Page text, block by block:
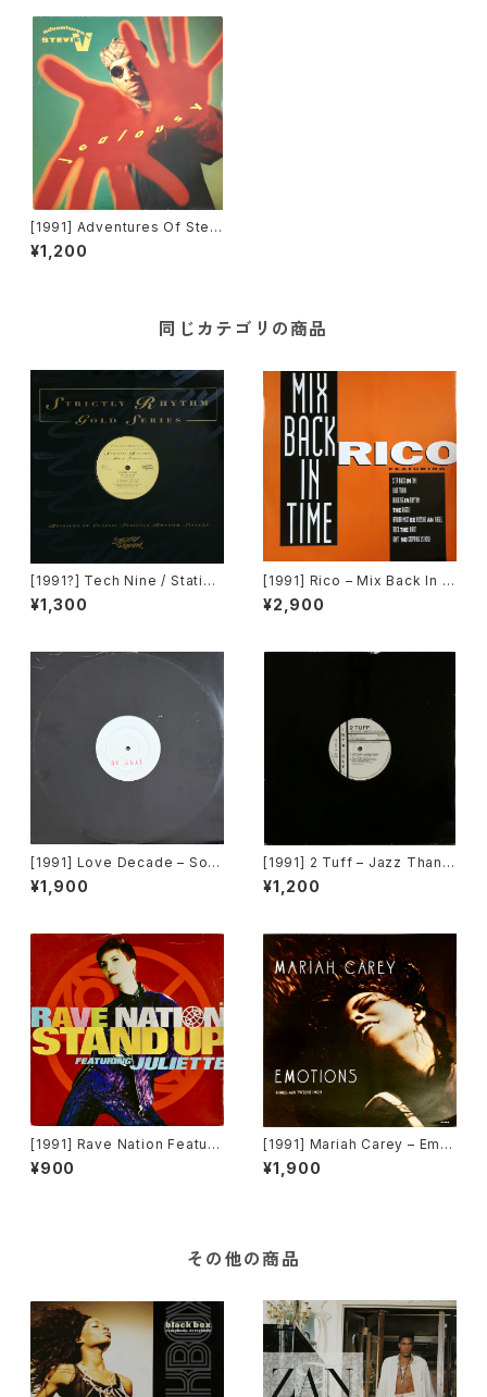
[1991] Adventures Of Stevi
e V. – Jealousy [Mercury]
¥1,200
同じカテゴリの商品
[1991?] Tech Nine / Static –
Slam Jam / Dream It [Strict
ly Rhythm]
¥1,300
[1991] Rico – Mix Back In T
ime / What! [SMP]
¥2,900
[1991] Love Decade – So R
eal [Not On Label][PROM
O]
¥1,900
[1991] 2 Tuff – Jazz Thang
(Remixes) [Intrigue Record
s][PROMO]
¥1,200
[1991] Rave Nation Featuri
ng Juliette – Stand Up [Pul
se-8 Records]
¥900
[1991] Mariah Carey – Emot
ions (SHEREE-MIX TWELVE
INCH) [Columbia][657403
¥1,900
その他の商品